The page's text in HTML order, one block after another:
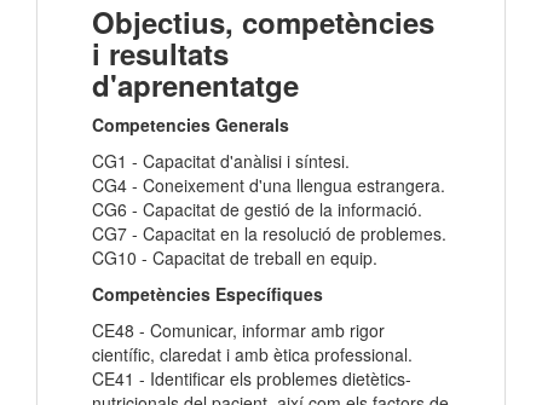
Objectius, competències
i resultats
d'aprenentatge
Competencies Generals
CG1 - Capacitat d'anàlisi i síntesi.
CG4 - Coneixement d'una llengua estrangera.
CG6 - Capacitat de gestió de la informació.
CG7 - Capacitat en la resolució de problemes.
CG10 - Capacitat de treball en equip.
Competències Específiques
CE48 - Comunicar, informar amb rigor
científic, claredat i amb ètica professional.
CE41 - Identificar els problemes dietètics-